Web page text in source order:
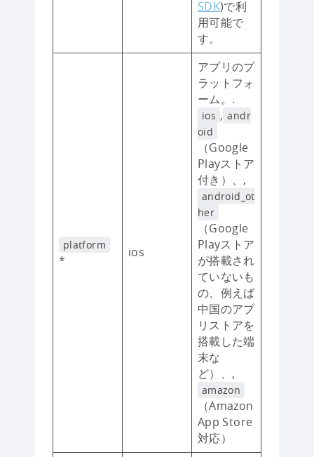
SDK)で利
用可能で
す。
platform
*
ios
アプリのプ
ラットフォ
ーム。.
ios , andr
oid
（Google
Playストア
付き）、,
android_ot
her
（Google
Playストア
が搭載され
ていないも
の、例えば
中国のアプ
リストアを
搭載した端
末な
ど）、,
amazon
（Amazon
App Store
対応）